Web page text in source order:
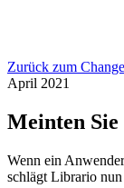
Zurück zum
April 2021
Meinten Sie
Wenn ein
schlägt Librario nun